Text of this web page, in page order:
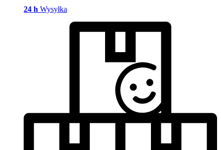
24 h Wysyłka